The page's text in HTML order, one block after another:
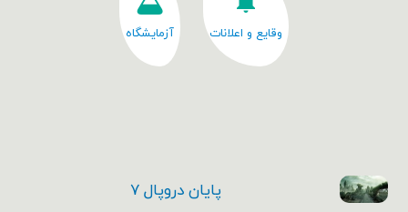
وقایع و اعلانات آزمایشگاه
پایان دروپال ۷